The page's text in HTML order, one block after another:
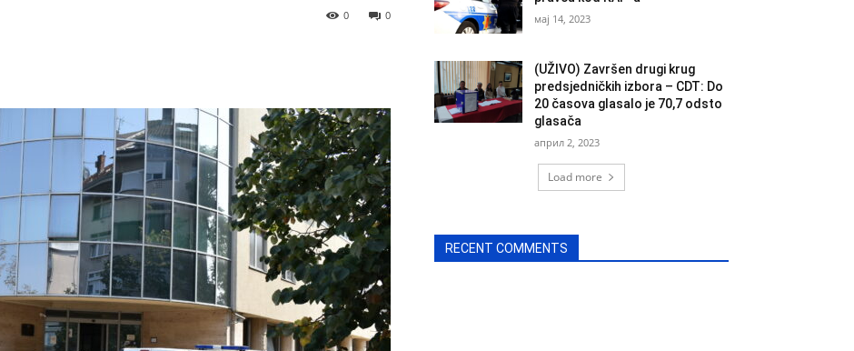
0
0 мај 14, 2023
(UŽIVO) Završen drugi krug
predsjedničkih izbora – CDT: Do
20 časova glasalo je 70,7 odsto
glasača
април 2, 2023
Load more
RECENT COMMENTS